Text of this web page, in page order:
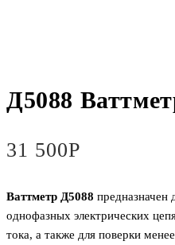
Д5088
31 500Р
Ваттметр Д5088 предназначен
однофазных электрических
тока, а также для поверки